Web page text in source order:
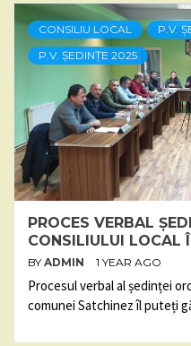
CONSILIU LOCAL
P.V.
P.V. ȘEDINȚE 2025
PROCES VERBAL
CONSILIULUI LOCAL
BY ADMIN 1 YEAR AGO
Procesul verbal al ședinței
comunei Satchinez îl puteți